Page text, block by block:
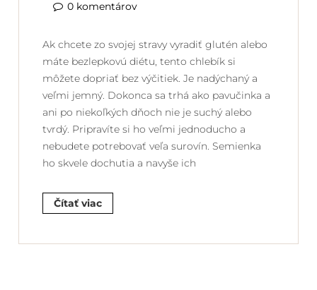
0 komentárov
Ak chcete zo svojej stravy vyradiť glutén alebo
máte bezlepkovú diétu, tento chlebík si
môžete dopriať bez výčitiek. Je nadýchaný a
veľmi jemný. Dokonca sa trhá ako pavučinka a
ani po niekoľkých dňoch nie je suchý alebo
tvrdý. Pripravíte si ho veľmi jednoducho a
nebudete potrebovať veľa surovín. Semienka
ho skvele dochutia a navyše ich
Čítať viac